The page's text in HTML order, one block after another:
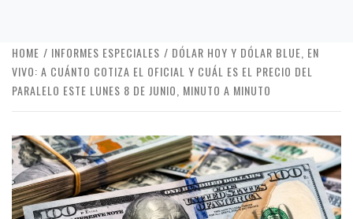
HOME INFORMES ESPECIALES
DÓLAR HOY Y DÓLAR BLUE, EN
VIVO: A CUÁNTO COTIZA EL OFICIAL Y CUÁL ES EL PRECIO DEL
PARALELO ESTE LUNES 8 DE JUNIO, MINUTO A MINUTO